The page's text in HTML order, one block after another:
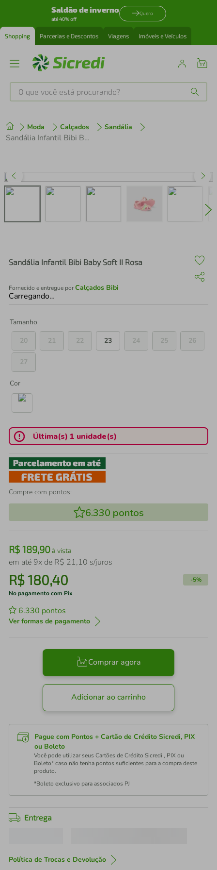
Saldão de inverno
até 40% off
Quero
Shopping Parcerias e Descontos Viagens Imóveis e Veículos
O que você está procurando?
Moda Calçados Sandália
Sandália Infantil Bibi Baby Soft II Rosa
Sandália Infantil Bibi Baby Soft II Rosa
Fornecido e entregue porCalçados Bibi
Carregando…
Tamanho
20
21 22 23 24 25 26
27
Cor
Última(s) 1 unidade(s)
Compre com pontos:
6.330 pontos
R$ 189,90à vista
em até 9x de R$ 21,10 s/juros
R$180,40 -5%
No pagamento com Pix
6.330 pontos
Ver formas de pagamento
Comprar agora
Adicionar ao carrinho
Pague com Pontos + Cartão de Crédito Sicredi, PIX
ou Boleto
Você pode utilizar seus Cartões de Crédito Sicredi , PIX ou
Boleto* caso não tenha pontos suficientes para a compra deste
produto.
*Boleto exclusivo para associados PJ
Entrega
Política de Trocas e Devolução
1º tenis
perfume